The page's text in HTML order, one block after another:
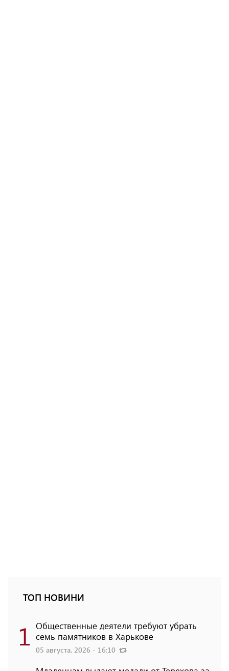
ТОП НОВИНИ
1 Общественные деятели требуют убрать
семь памятников в Харькове
05 августа, 2026 - 16:10